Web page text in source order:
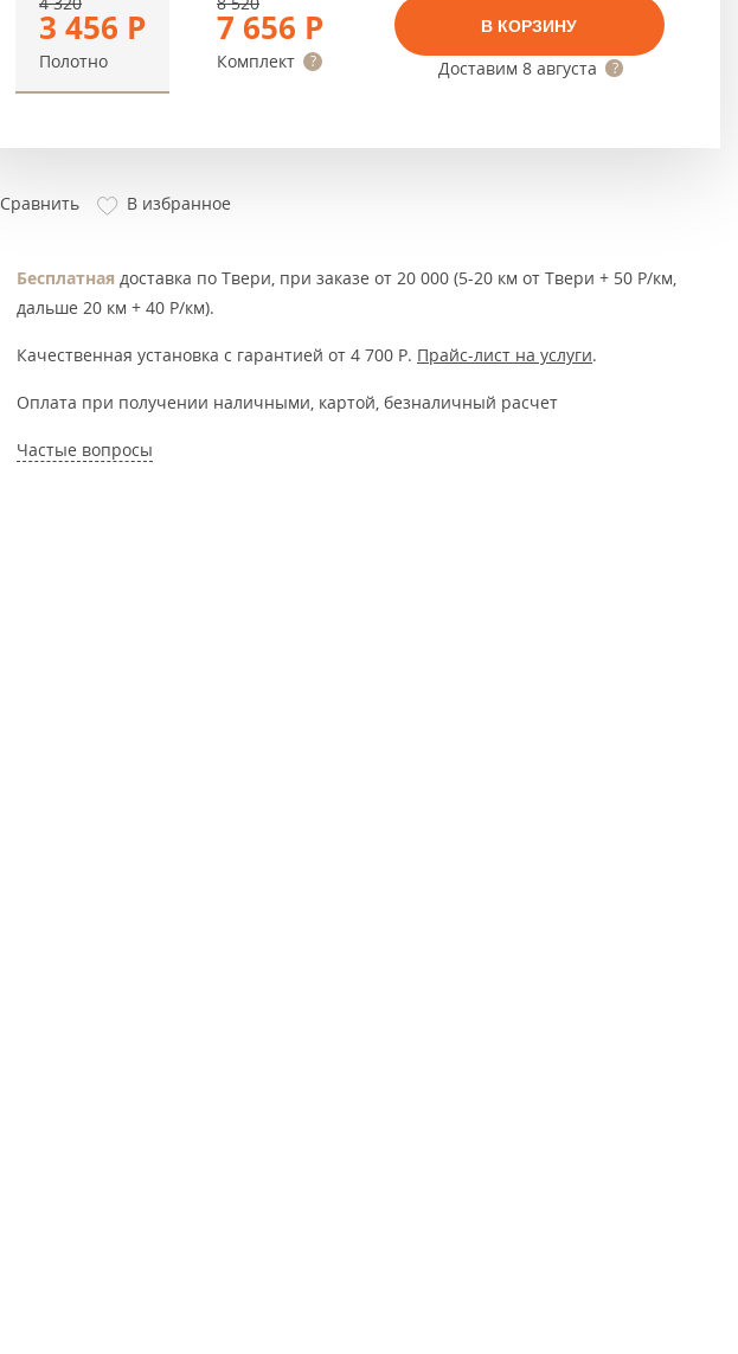
Серый цвет
3 456 Р
Полотно
7 656 Р
Комплект
В КОРЗИНУ
Доставим8 августа
Сравнить В избранное
Бесплатная доставка по Твери, при заказе от 20 000 (5-20 км от Твери + 50 Р/км,
дальше 20 км + 40 Р/км).
Качественная установка с гарантией от 4 700 Р. Прайс-лист на услуги.
Оплата при получении наличными, картой, безналичный расчет
Частые вопросы